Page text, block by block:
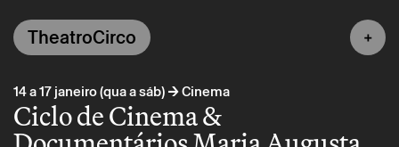
14 a 17 janeiro (qua a sáb)→Cinema
Ciclo de Cinema &
TheatroCirco